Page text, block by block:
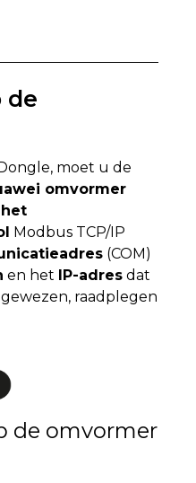
de
moet u de
omvormer
het
Modbus TCP/IP
(COM)
en het IP-adres dat
raadplegen
de omvormer